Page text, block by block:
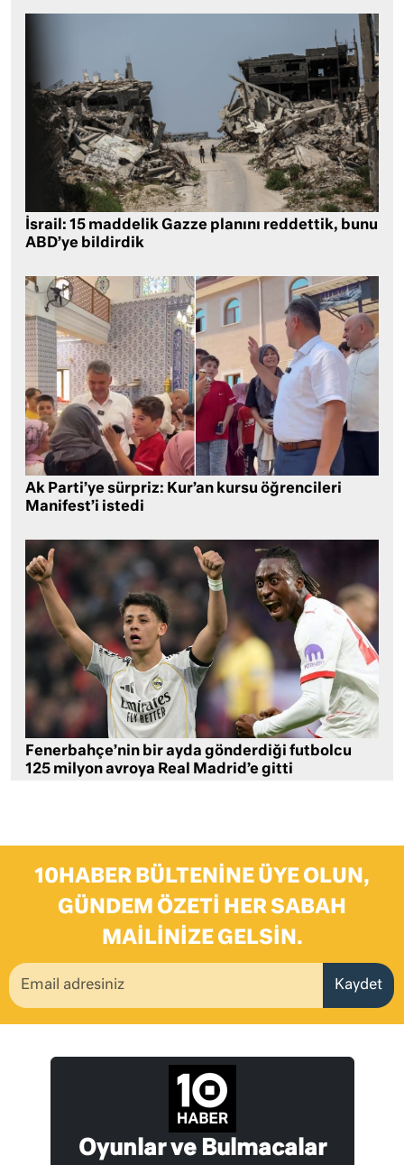
İsrail: 15 maddelik Gazze planını reddettik, bunu
ABD’ye bildirdik
Ak Parti’ye sürpriz: Kur’an kursu öğrencileri
Manifest’i istedi
Fenerbahçe’nin bir ayda gönderdiği futbolcu
125 milyon avroya Real Madrid’e gitti
10HABER BÜLTENINE ÜYE OLUN,
GÜNDEM ÖZETI HER SABAH
MAILINIZE GELSIN.
Kaydet
Oyunlar ve Bulmacalar